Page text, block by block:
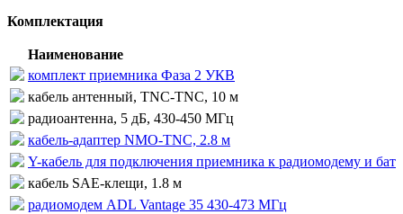
Комплектация
Наименование
комплект приемника Фаза 2 УКВ
кабель антенный, TNC-TNC, 10 м
радиоантенна, 5 дБ, 430-450 МГц
кабель-адаптер NMO-TNC, 2.8 м
Y-кабель для подключения приемника к радиомодему и
кабель SAE-клещи, 1.8 м
радиомодем ADL Vantage 35 430-473 МГц